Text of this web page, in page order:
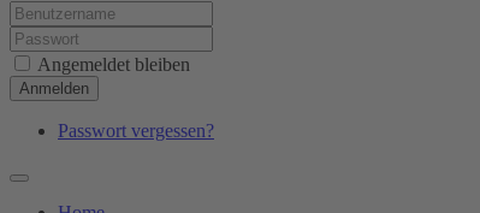
Angemeldet bleiben
Anmelden
Passwort vergessen?